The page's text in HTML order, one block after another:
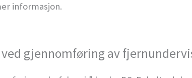
informasjon.
gjennomføring av